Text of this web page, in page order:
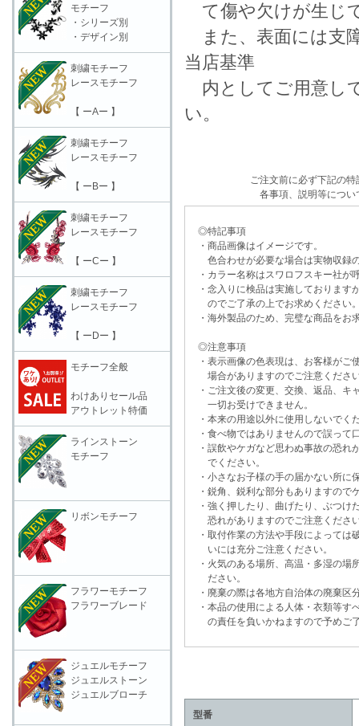
て傷や欠けが生じ
また、表面には支
当店基準
内としてご用意し
い。
ご注文前に必ず下記の
各事項、説明等につい
◎特記事項
・商品画像はイメージです。
色合わせが必要な場合は実物収録
・カラー名称はスワロフスキー社が
・念入りに検品は実施しております
のでご了承の上でお求めください
・海外製品のため、完璧な商品をお
◎注意事項
・表示画像の色表現は、お客様がご
場合がありますのでご注意くださ
・ご注文後の変更、交換、返品、キ
一切お受けできません。
・本来の用途以外に使用しないでく
・食べ物ではありませんので誤って
・誤飲やケガなど思わぬ事故の恐れ
でください。
・小さなお子様の手の届かない所に
・鋭角、鋭利な部分もありますので
・強く押したり、曲げたり、ぶつけ
恐れがありますのでご注意くださ
・取付作業の方法や手段によっては
いには充分ご注意ください。
・火気のある場所、高温・多湿の場
ださい。
・廃棄の際は各地方自治体の廃棄区
・本品の使用による人体・衣類等す
の責任を負いかねますので予めご
型番
モチーフ
・シリーズ別
・デザイン別
刺繍モチーフ
レースモチーフ
【 ーAー 】
刺繍モチーフ
レースモチーフ
【 ーBー 】
刺繍モチーフ
レースモチーフ
【 ーCー 】
刺繍モチーフ
レースモチーフ
【 ーDー 】
モチーフ全般
わけありセール品
アウトレット特価
ラインストーン
モチーフ
リボンモチーフ
フラワーモチーフ
フラワーブレード
ジュエルモチーフ
ジュエルストーン
ジュエルブローチ